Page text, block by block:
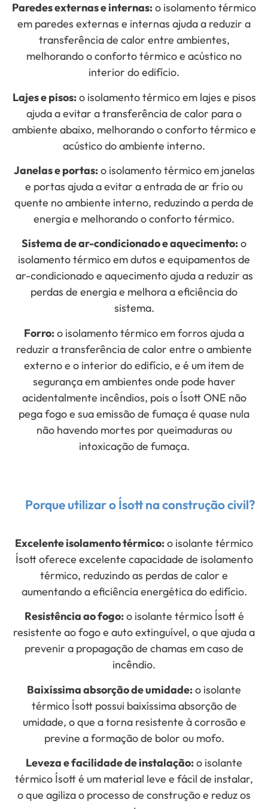
Paredes externas e internas:o isolamento térmico
em paredes externas e internas ajuda a reduzir a
transferência de calor entre ambientes,
melhorando o conforto térmico e acústico no
interior do edifício.
Lajes e pisos:o isolamento térmico em lajes e pisos
ajuda a evitar a transferência de calor para o
ambiente abaixo, melhorando o conforto térmico e
acústico do ambiente interno.
Janelas e portas:o isolamento térmico em janelas
e portas ajuda a evitar a entrada de ar frio ou
quente no ambiente interno, reduzindo a perda de
energia e melhorando o conforto térmico.
Sistema de ar-condicionado e aquecimento:o
isolamento térmico em dutos e equipamentos de
ar-condicionado e aquecimento ajuda a reduzir as
perdas de energia e melhora a eficiência do
sistema.
Forro:o isolamento térmico em forros ajuda a
reduzir a transferência de calor entre o ambiente
externo e o interior do edifício, e é um item de
segurança em ambientes onde pode haver
acidentalmente incêndios, pois o Ísott ONE não
pega fogo e sua emissão de fumaça é quase nula
não havendo mortes por queimaduras ou
intoxicação de fumaça.
Porque utilizar o Ísott na construção civil?
Excelente isolamento térmico:o isolante térmico
Ísott oferece excelente capacidade de isolamento
térmico, reduzindo as perdas de calor e
aumentando a eficiência energética do edifício.
Resistência ao fogo:o isolante térmico Ísott é
resistente ao fogo e auto extinguível, o que ajuda a
prevenir a propagação de chamas em caso de
incêndio.
Baixíssima absorção de umidade:o isolante
térmico Ísott possui baixíssima absorção de
umidade, o que a torna resistente à corrosão e
previne a formação de bolor ou mofo.
Leveza e facilidade de instalação:o isolante
térmico Ísott é um material leve e fácil de instalar,
o que agiliza o processo de construção e reduz os